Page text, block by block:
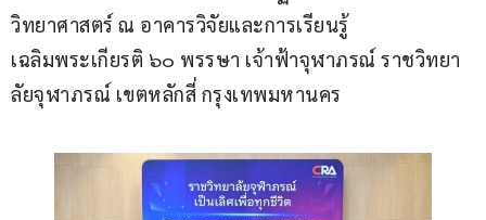
วิทยาศาสตร์ ณ อาคารวิจัยและการเรียนรู้
เฉลิมพระเกียรติ ๖๐ พรรษา เจ้าฟ้าจุฬาภรณ์ ราชวิทยา
ลัยจุฬาภรณ์ เขตหลักสี่ กรุงเทพมหานคร